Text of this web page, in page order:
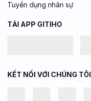
Tuyển dụng nhân sự
TẢI APP GITIHO
KẾT NỐI VỚI CHÚNG TÔI